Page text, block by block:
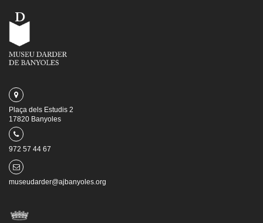
Plaça dels Estudis 2
17820 Banyoles
972 57 44 67
museudarder@ajbanyoles.org